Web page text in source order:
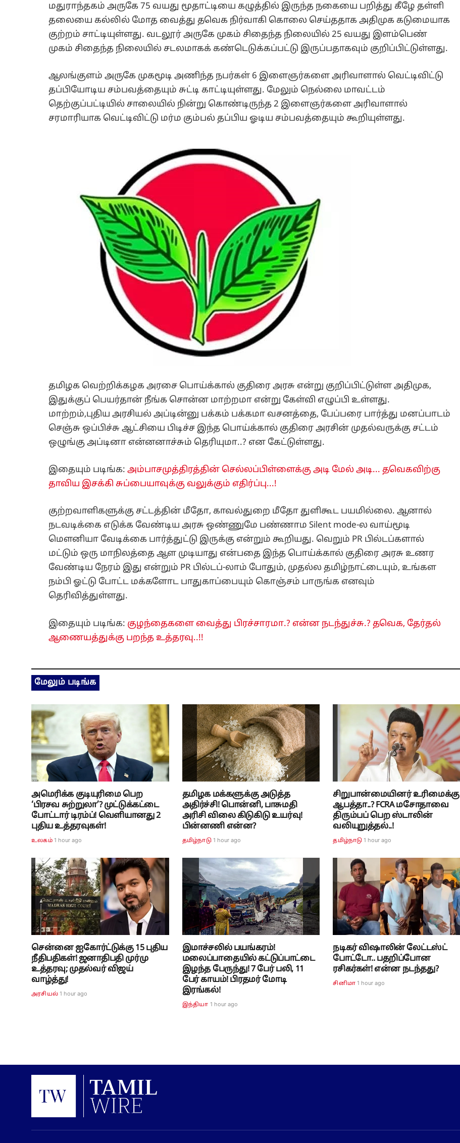
மதுராந்தகம் அருகே 75 வயது மூதாட்டியை கழுத்தில் இருந்த நகையை பறித்து கீழே தள்ளி
தலையை கல்லில் மோத வைத்து தவெக நிர்வாகி கொலை செய்ததாக அதிமுக கடுமையாக
குற்றம் சாட்டியுள்ளது. வடலூர் அருகே முகம் சிதைந்த நிலையில் 25 வயது இளம்பெண்
முகம் சிதைந்த நிலையில் சடலமாகக் கண்டெடுக்கப்பட்டு இருப்பதாகவும் குறிப்பிட்டுள்ளது.
ஆலங்குளம் அருகே முகமூடி அணிந்த நபர்கள் 6 இளைஞர்களை அரிவாளால் வெட்டிவிட்டு
தப்பியோடிய சம்பவத்தையும் சுட்டி காட்டியுள்ளது. மேலும் நெல்லை மாவட்டம்
தெற்குப்பட்டியில் சாலையில் நின்று கொண்டிருந்த 2 இளைஞர்களை அரிவாளால்
சரமாரியாக வெட்டிவிட்டு மர்ம கும்பல் தப்பிய ஓடிய சம்பவத்தையும் கூறியுள்ளது.
தமிழக வெற்றிக்கழக அரசை பொய்க்கால் குதிரை அரசு என்று குறிப்பிட்டுள்ள அதிமுக,
இதுக்குப் பெயர்தான் நீங்க சொன்ன மாற்றமா என்று கேள்வி எழுப்பி உள்ளது.
மாற்றம்,புதிய அரசியல் அப்டின்னு பக்கம் பக்கமா வசனத்தை, பேப்பரை பார்த்து மனப்பாடம்
செஞ்சு ஒப்பிச்சு ஆட்சியை பிடிச்ச இந்த பொய்க்கால் குதிரை அரசின் முதல்வருக்கு சட்டம்
ஒழுங்கு அப்டினா என்னனாச்சும் தெரியுமா..? என கேட்டுள்ளது.
இதையும் படிங்க:அம்பாசமுத்திரத்தின் செல்லப்பிள்ளைக்கு அடி மேல் அடி... தவெகவிற்கு
தாவிய இசக்கி சுப்பையாவுக்கு வலுக்கும் எதிர்ப்பு...!
குற்றவாளிகளுக்கு சட்டத்தின் மீதோ, காவல்துறை மீதோ துளிகூட பயமில்லை. ஆனால்
நடவடிக்கை எடுக்க வேண்டிய அரசு ஒண்ணுமே பண்ணாம Silent mode-ல வாய்மூடி
மௌனியா வேடிக்கை பார்த்துட்டு இருக்கு என்றும் கூறியது. வெறும் PR பில்டப்களால்
மட்டும் ஒரு மாநிலத்தை ஆள முடியாது என்பதை இந்த பொய்க்கால் குதிரை அரசு உணர
வேண்டிய நேரம் இது என்றும் PR பில்டப்-லாம் போதும், முதல்ல தமிழ்நாட்டையும், உங்கள
நம்பி ஓட்டு போட்ட மக்களோட பாதுகாப்பையும் கொஞ்சம் பாருங்க எனவும்
தெரிவித்துள்ளது.
இதையும் படிங்க: குழந்தைகளை வைத்து பிரச்சாரமா.? என்ன நடந்துச்சு.? தவெக, தேர்தல்
ஆணையத்துக்கு பறந்த உத்தரவு..!!
மேலும் படிங்க
அமெரிக்க குடியுரிமை பெற
‘பிரசவ சுற்றுலா’? முட்டுக்கட்டை
போட்டார் டிரம்ப்! வெளியானது 2
புதிய உத்தரவுகள்!
உலகம் 1 hour ago
தமிழக மக்களுக்கு அடுத்த
அதிர்ச்சி! பொன்னி, பாசுமதி
அரிசி விலை கிடுகிடு உயர்வு!
பின்னணி என்ன?
தமிழ்நாடு 1 hour ago
சிறுபான்மையினர் உரிமைக்கு
ஆபத்தா..? FCRA மசோதாவை
திரும்பப் பெற ஸ்டாலின்
வலியுறுத்தல்..!
தமிழ்நாடு 1 hour ago
சென்னை ஐகோர்ட்டுக்கு 15 புதிய
நீதிபதிகள்! ஜனாதிபதி முர்மு
உத்தரவு; முதல்வர் விஜய்
வாழ்த்து!
அரசியல் 1 hour ago
இமாச்சலில் பயங்கரம்!
மலைப்பாதையில் கட்டுப்பாட்டை
இழந்த பேருந்து! 7 பேர் பலி, 11
பேர் காயம்! பிரதமர் மோடி
இரங்கல்!
இந்தியா 1 hour ago
நடிகர் விஷாலின் லேட்டஸ்ட்
போட்டோ.. பதறிப்போன
ரசிகர்கள்! என்ன நடந்தது?
சினிமா 1 hour ago